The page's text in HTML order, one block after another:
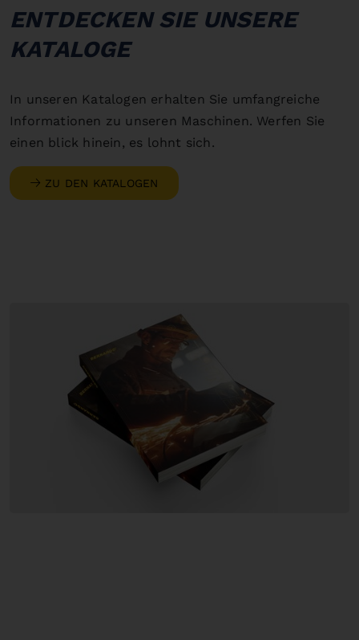
ENTDECKEN SIE UNSERE
KATALOGE
In unseren Katalogen erhalten Sie umfangreiche
Informationen zu unseren Maschinen. Werfen Sie
einen blick hinein, es lohnt sich.
ZU DEN KATALOGEN